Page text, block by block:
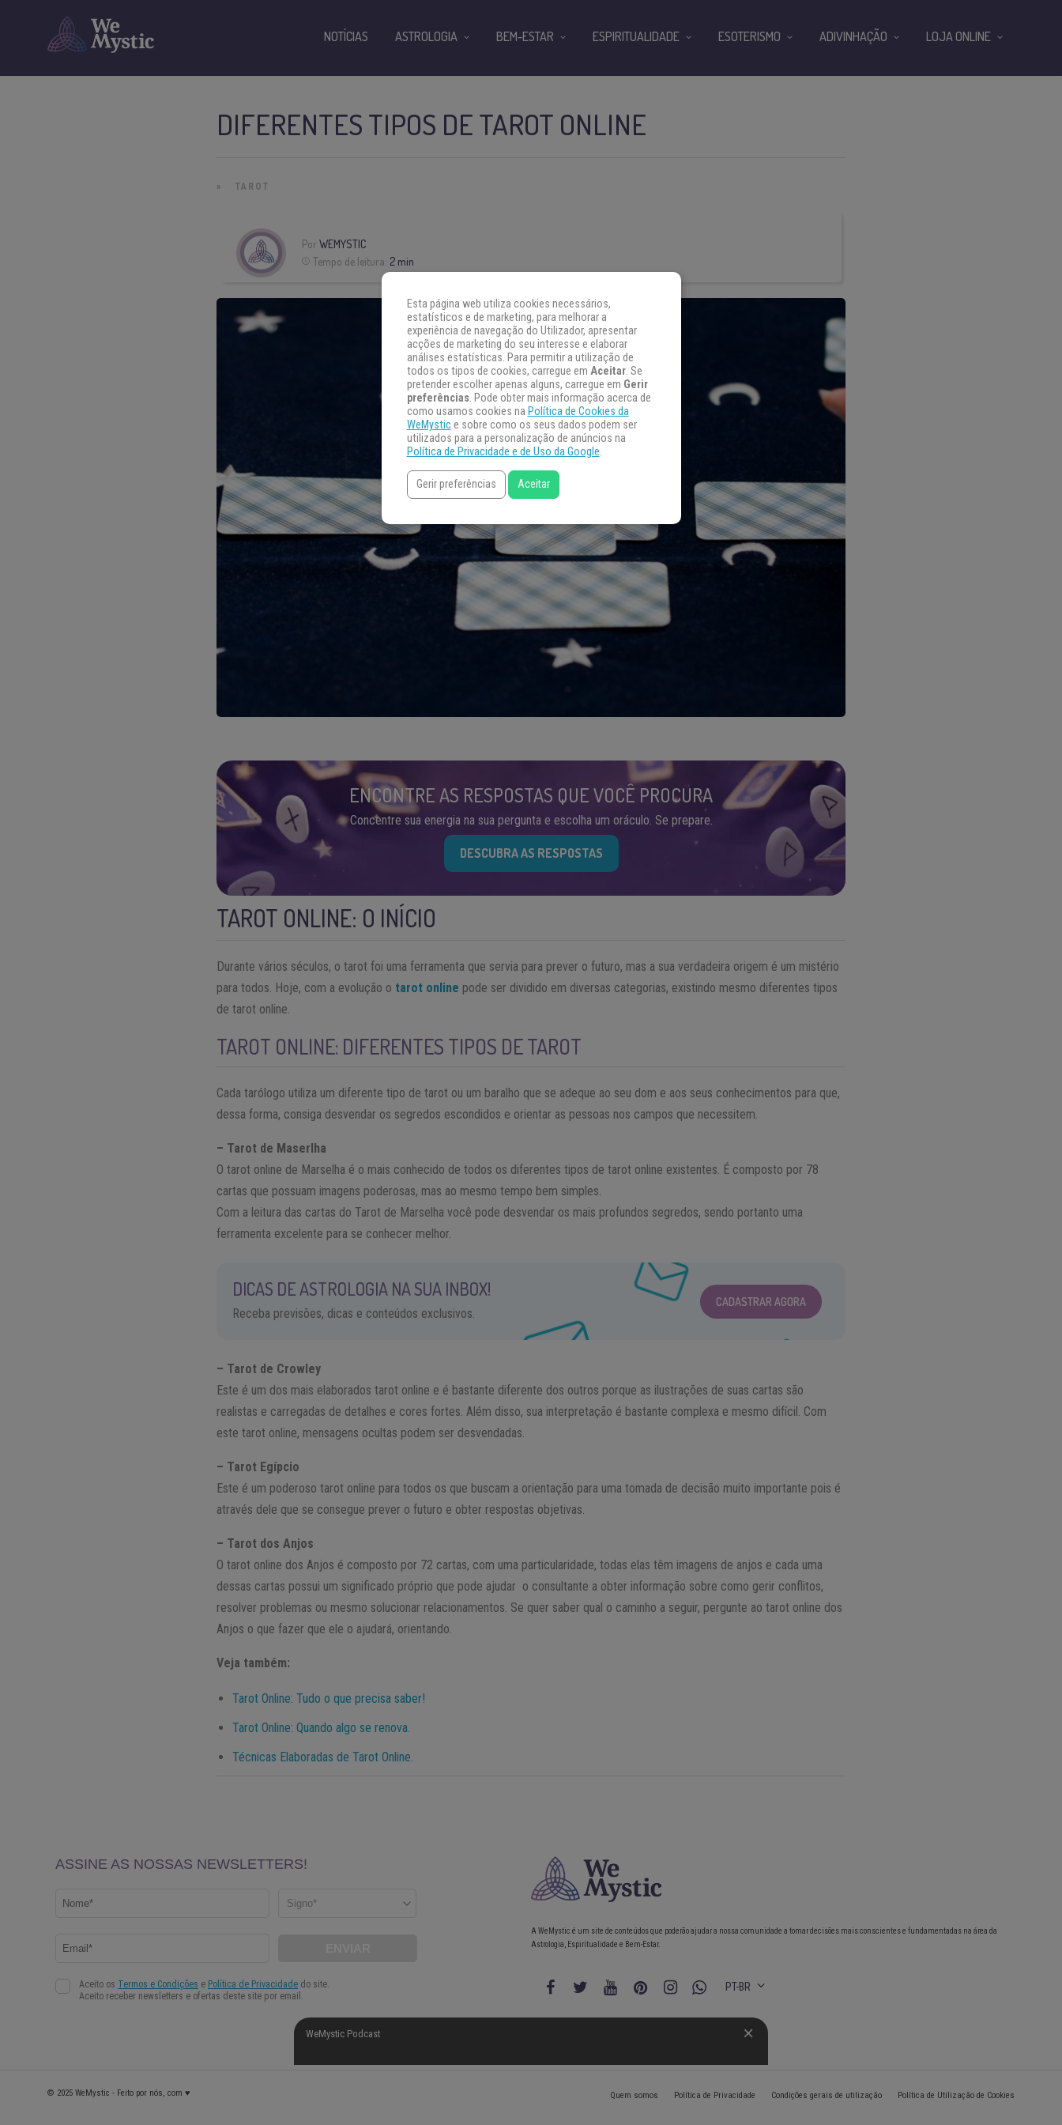
DIFERENTES TIPOS DE TAROT ONLINE
» TAROT
PorWEMYSTIC
Tempo de leitura: 2 min
ENCONTRE AS RESPOSTAS QUE VOCÊ PROCURA
Concentre sua energia na sua pergunta e escolha um oráculo. Se prepare.
DESCUBRA AS RESPOSTAS
TAROT ONLINE: O INÍCIO
Durante vários séculos, o tarot foi uma ferramenta que servia para prever o futuro, mas a sua verdadeira origem é um mistério
para todos. Hoje, com a evolução o tarot online pode ser dividido em diversas categorias, existindo mesmo diferentes tipos
de tarot online.
TAROT ONLINE: DIFERENTES TIPOS DE TAROT
Cada tarólogo utiliza um diferente tipo de tarot ou um baralho que se adeque ao seu dom e aos seus conhecimentos para que,
dessa forma, consiga desvendar os segredos escondidos e orientar as pessoas nos campos que necessitem.
– Tarot de Maserlha
O tarot online de Marselha é o mais conhecido de todos os diferentes tipos de tarot online existentes. É composto por 78
cartas que possuam imagens poderosas, mas ao mesmo tempo bem simples.
Com a leitura das cartas do Tarot de Marselha você pode desvendar os mais profundos segredos, sendo portanto uma
ferramenta excelente para se conhecer melhor.
DICAS DE ASTROLOGIA NA SUA INBOX!
Receba previsões, dicas e conteúdos exclusivos.
CADASTRAR AGORA
– Tarot de Crowley
Este é um dos mais elaborados tarot online e é bastante diferente dos outros porque as ilustrações de suas cartas são
realistas e carregadas de detalhes e cores fortes. Além disso, sua interpretação é bastante complexa e mesmo difícil. Com
este tarot online, mensagens ocultas podem ser desvendadas.
– Tarot Egípcio
Este é um poderoso tarot online para todos os que buscam a orientação para uma tomada de decisão muito importante pois é
através dele que se consegue prever o futuro e obter respostas objetivas.
– Tarot dos Anjos
O tarot online dos Anjos é composto por 72 cartas, com uma particularidade, todas elas têm imagens de anjos e cada uma
dessas cartas possui um significado próprio que pode ajudar o consultante a obter informação sobre como gerir conflitos,
resolver problemas ou mesmo solucionar relacionamentos. Se quer saber qual o caminho a seguir, pergunte ao tarot online dos
Anjos o que fazer que ele o ajudará, orientando.
Veja também:
Tarot Online: Tudo o que precisa saber!
Tarot Online: Quando algo se renova.
Técnicas Elaboradas de Tarot Online.
NOTÍCIAS ASTROLOGIA BEM-ESTAR ESPIRITUALIDADE ESOTERISMO ADIVINHAÇÃO LOJA ONLINE
A WeMystic é um site de conteúdos que poderão ajudar a nossa comunidade a tomar decisões mais conscientes e fundamentadas na área da
Astrologia, Espiritualidade e Bem-Estar.
PT-BR
WeMystic Podcast
Quem somos Política de Privacidade Condições gerais de utilização Política de Utilização de Cookies
© 2025 WeMystic - Feito por nós, com ♥
Esta página web utiliza cookies necessários,
estatísticos e de marketing, para melhorar a
experiência de navegação do Utilizador, apresentar
acções de marketing do seu interesse e elaborar
análises estatísticas. Para permitir a utilização de
todos os tipos de cookies, carregue em Aceitar. Se
pretender escolher apenas alguns, carregue em Gerir
preferências. Pode obter mais informação acerca de
como usamos cookies na Política de Cookies da
WeMystice sobre como os seus dados podem ser
utilizados para a personalização de anúncios na
Política de Privacidade e de Uso da Google.
Gerir preferências Aceitar